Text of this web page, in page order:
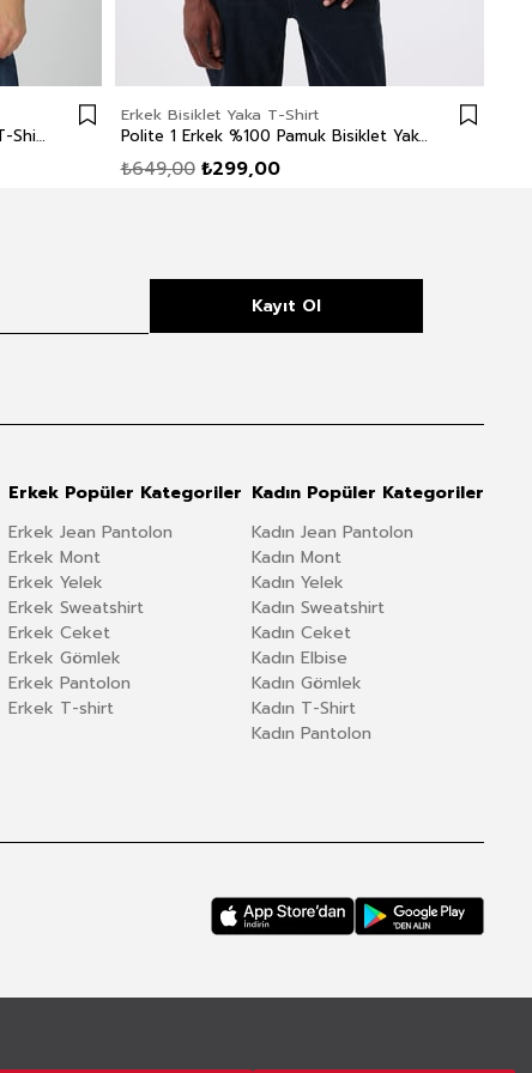
Carlo Erkek %100 Pamuk O Yaka T-Shirt Beyaz
Erkek Bisiklet Yaka T-Shirt
Polite 1 Erkek %100 Pamuk Bisiklet Yaka T-Shirt Gül Kurusu
₺299,00
₺649,00
Kayıt Ol
Erkek Popüler Kategoriler
Erkek Jean Pantolon
Erkek Mont
Erkek Yelek
Erkek Sweatshirt
Erkek Ceket
Erkek Gömlek
Erkek Pantolon
Erkek T-shirt
Kadın Popüler Kategoriler
Kadın Jean Pantolon
Kadın Mont
Kadın Yelek
Kadın Sweatshirt
Kadın Ceket
Kadın Elbise
Kadın Gömlek
Kadın T-Shirt
Kadın Pantolon